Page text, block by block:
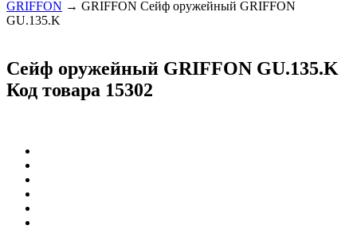
GRIFFON → GRIFFON Сейф оружейный GRIFFON
GU.135.K
Сейф оружейный GRIFFON GU.135.K
Код товара 15302